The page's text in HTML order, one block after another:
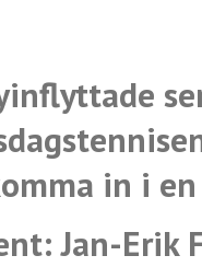
in i
Jan-Erik